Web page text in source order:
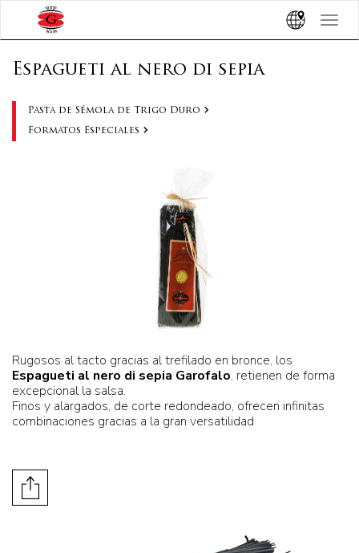
Toggle
Espagueti al nero di sepia
Pasta de Sémola de Trigo Duro
Formatos Especiales
Rugosos al tacto gracias al trefilado en bronce, los
Espagueti al nero di sepia Garofalo, retienen de forma
excepcional la salsa.
Finos y alargados, de corte redondeado, ofrecen infinitas
combinaciones gracias a la gran versatilidad